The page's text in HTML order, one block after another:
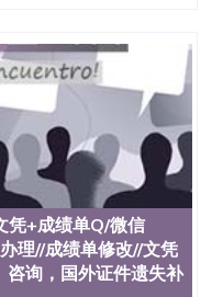
证（San Jose State
证（San Jose State
证（San Jose State
证书（San Jose
学历证书（San
立大学学历证书
洲读书未毕业找人做
CQU中央昆士兰大
本科硕士做文凭/购
学历
澳洲读书未毕
澳洲读CQU中央
凭+成绩单Q/微信
理//成绩单修改//文凭
咨询，国外证件遗失补